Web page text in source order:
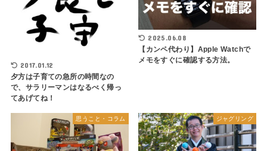
2017.01.12
夕方は子育ての急所の時間なの
で、サラリーマンはなるべく帰っ
てあげてね！
2025.06.08
【カンペ代わり】Apple Watchで
メモをすぐに確認する方法。
思うこと・コラム ジャグリング